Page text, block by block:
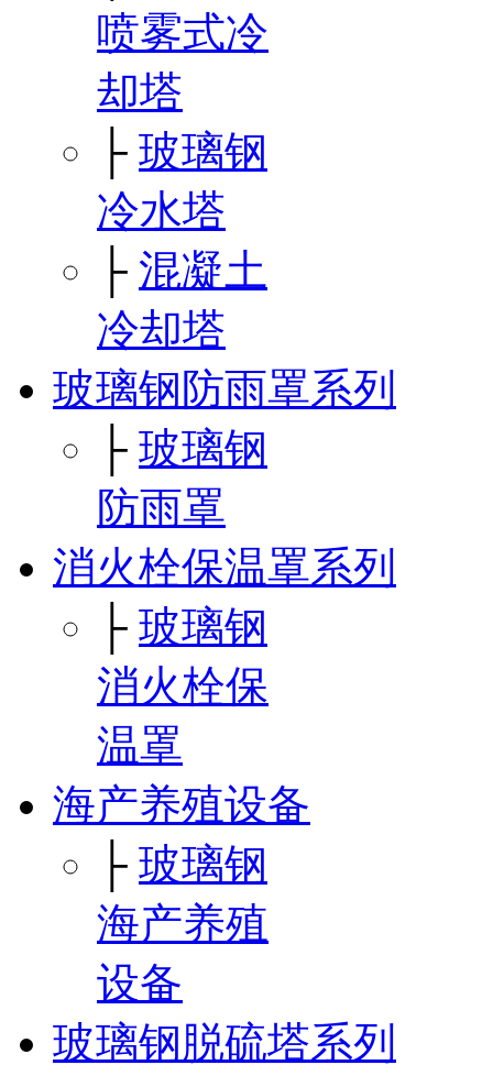
喷雾式冷
却塔
├ 玻璃钢
冷水塔
├ 混凝土
冷却塔
玻璃钢防雨罩系列
├ 玻璃钢
防雨罩
消火栓保温罩系列
├ 玻璃钢
消火栓保
温罩
海产养殖设备
├ 玻璃钢
海产养殖
设备
玻璃钢脱硫塔系列